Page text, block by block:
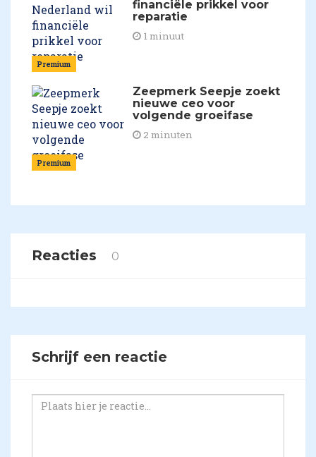
Premium
financiële prikkel voor
reparatie
1 minuut
Premium
Zeepmerk Seepje zoekt
nieuwe ceo voor
volgende groeifase
2 minuten
Reacties 0
Schrijf een reactie